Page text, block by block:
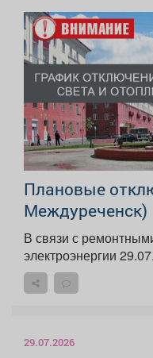
Плановые
Междуреченск)
В связи с
29.07.2026